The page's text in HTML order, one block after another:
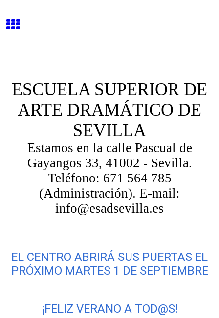
ESCUELA SUPERIOR DE
ARTE DRAMÁTICO DE
SEVILLA
Estamos en la calle Pascual de
Gayangos 33, 41002 - Sevilla.
Teléfono: 671 564 785
(Administración). E-mail:
info@esadsevilla.es
EL CENTRO ABRIRÁ SUS PUERTAS EL
PRÓXIMO MARTES 1 DE SEPTIEMBRE
¡FELIZ VERANO A TOD@S!